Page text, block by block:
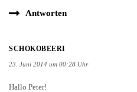
Antworten
SCHOKOBEERI
23. Juni 2014 um 00:28 Uhr
Hallo Peter!